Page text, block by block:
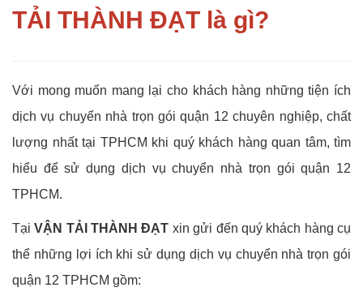
TẢI THÀNH ĐẠT là gì?
Với mong muốn mang lại cho khách hàng những tiện ích
dịch vụ chuyển nhà trọn gói quận 12 chuyên nghiệp, chất
lượng nhất tại TPHCM khi quý khách hàng quan tâm, tìm
hiểu để sử dụng dịch vụ chuyển nhà trọn gói quận 12
TPHCM.
TạiVẬN TẢI THÀNH ĐẠT xin gửi đến quý khách hàng cụ
thể những lợi ích khi sử dụng dịch vụ chuyển nhà trọn gói
quận 12 TPHCM gồm: